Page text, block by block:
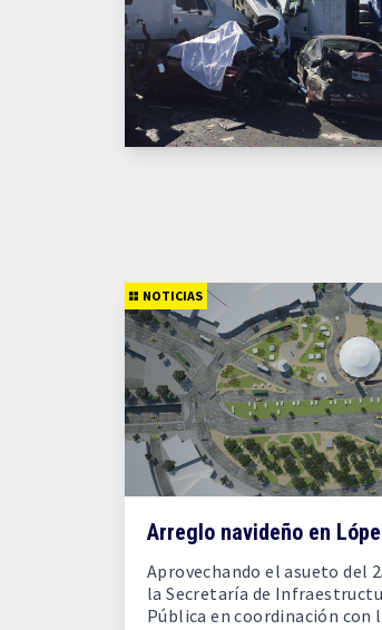
NOTICIAS
Arreglo navideño en
Aprovechando el asueto del
la Secretaría de
Pública en coordinación con